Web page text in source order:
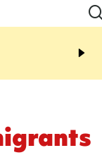
concours de